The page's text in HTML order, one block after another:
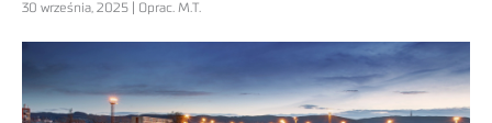
30 września, 2025 | Oprac. M.T.